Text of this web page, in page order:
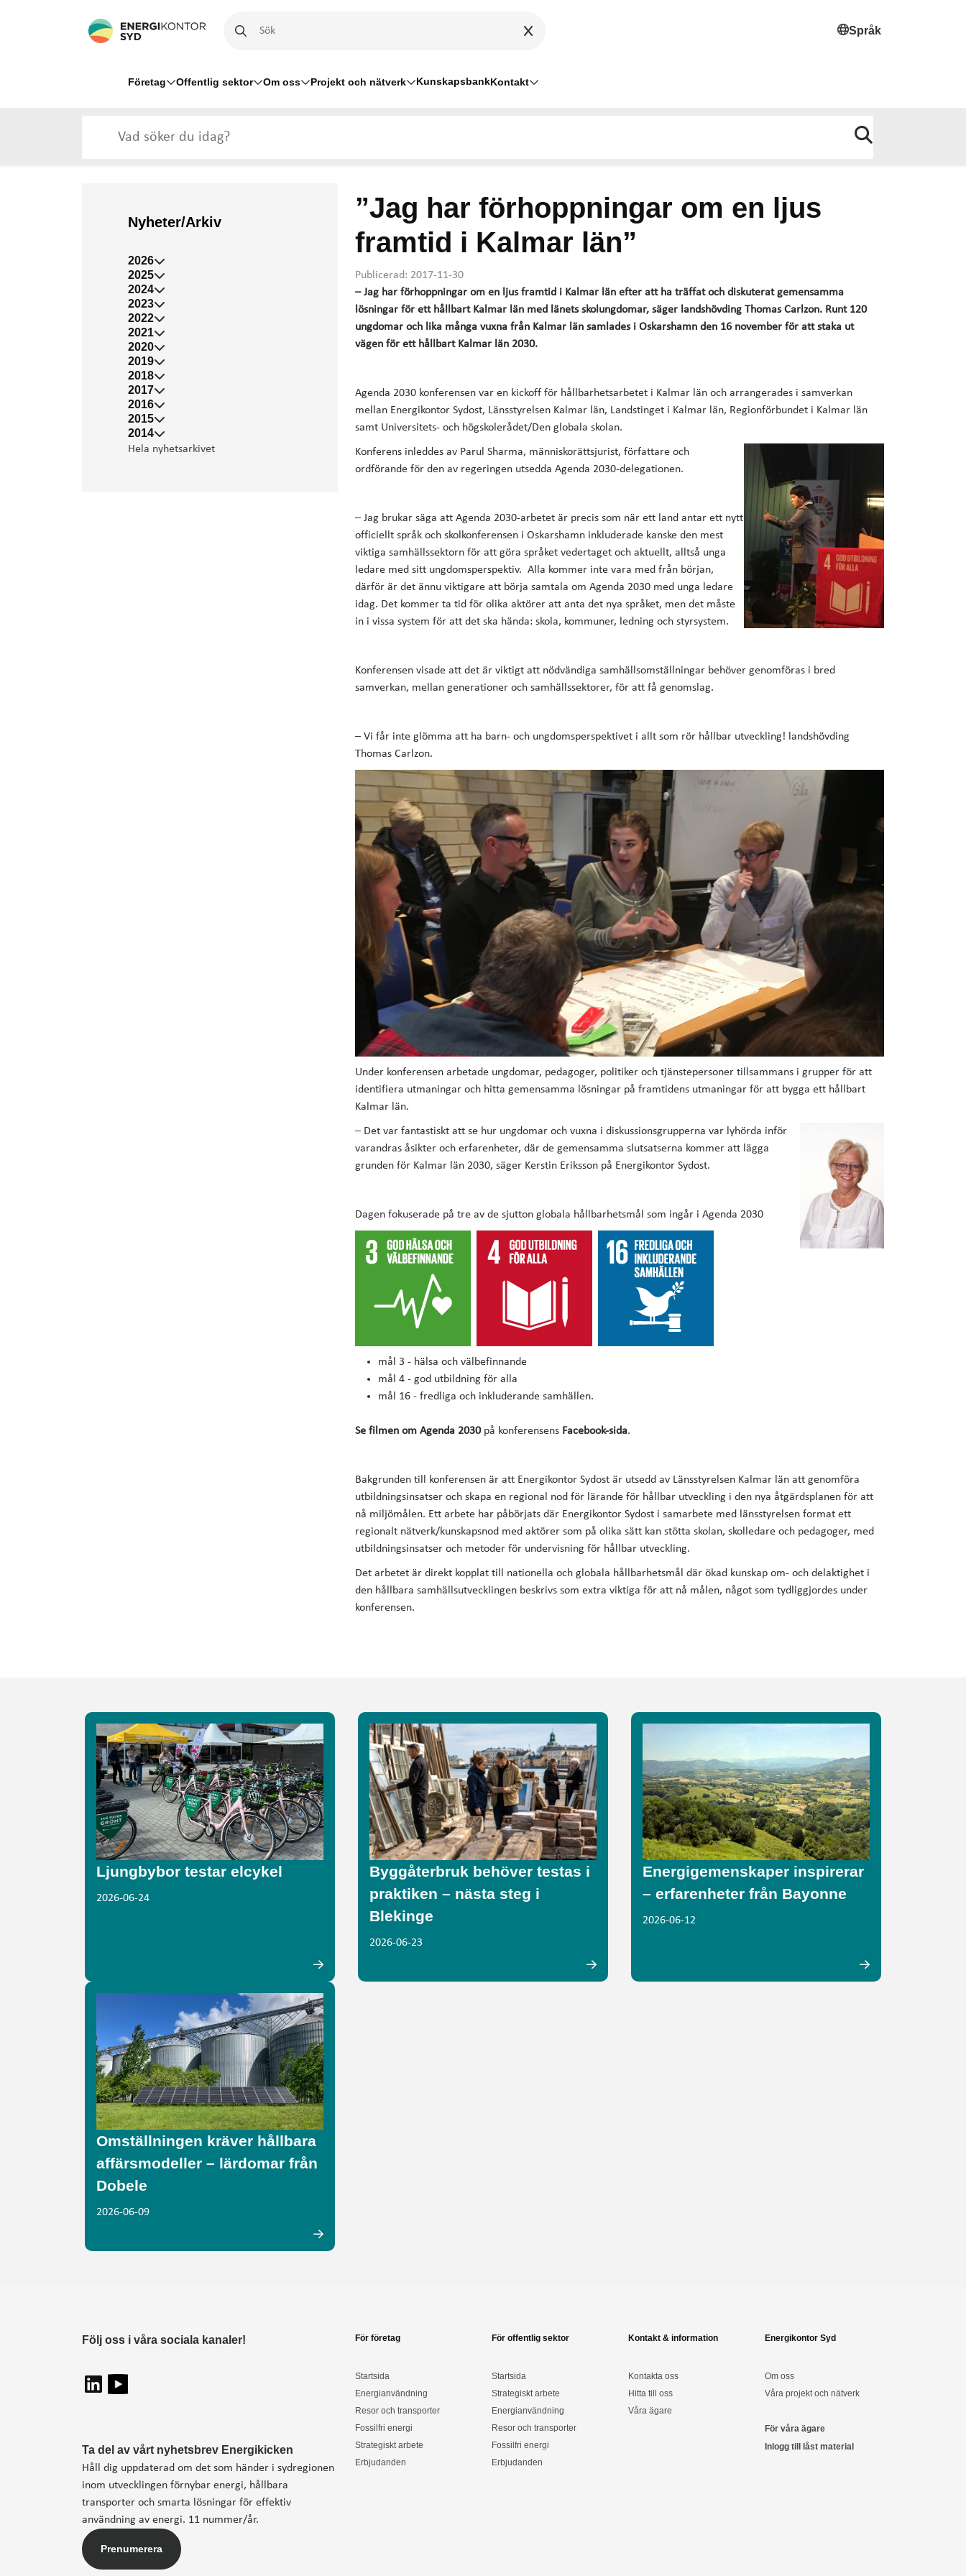
Språk
Företag Offentlig sektor Om oss Projekt och nätverk KunskapsbankKontakt
”Jag har förhoppningar om en ljus
framtid i Kalmar län”
Publicerad: 2017-11-30
– Jag har förhoppningar om en ljus framtid i Kalmar län efter att ha träffat och diskuterat gemensamma
lösningar för ett hållbart Kalmar län med länets skolungdomar, säger landshövding Thomas Carlzon. Runt 120
ungdomar och lika många vuxna från Kalmar län samlades i Oskarshamn den 16 november för att staka ut
vägen för ett hållbart Kalmar län 2030.
Agenda 2030 konferensen var en kickoff för hållbarhetsarbetet i Kalmar län och arrangerades i samverkan
mellan Energikontor Sydost, Länsstyrelsen Kalmar län, Landstinget i Kalmar län, Regionförbundet i Kalmar län
samt Universitets- och högskolerådet/Den globala skolan.
Konferens inleddes av Parul Sharma, människorättsjurist, författare och
ordförande för den av regeringen utsedda Agenda 2030-delegationen.
– Jag brukar säga att Agenda 2030-arbetet är precis som när ett land antar ett nytt
officiellt språk och skolkonferensen i Oskarshamn inkluderade kanske den mest
viktiga samhällssektorn för att göra språket vedertaget och aktuellt, alltså unga
ledare med sitt ungdomsperspektiv. Alla kommer inte vara med från början,
därför är det ännu viktigare att börja samtala om Agenda 2030 med unga ledare
idag. Det kommer ta tid för olika aktörer att anta det nya språket, men det måste
in i vissa system för att det ska hända: skola, kommuner, ledning och styrsystem.
Konferensen visade att det är viktigt att nödvändiga samhällsomställningar behöver genomföras i bred
samverkan, mellan generationer och samhällssektorer, för att få genomslag.
­– Vi får inte glömma att ha barn- och ungdomsperspektivet i allt som rör hållbar utveckling! landshövding
Thomas Carlzon.
Under konferensen arbetade ungdomar, pedagoger, politiker och tjänstepersoner tillsammans i grupper för att
identifiera utmaningar och hitta gemensamma lösningar på framtidens utmaningar för att bygga ett hållbart
Kalmar län.
– Det var fantastiskt att se hur ungdomar och vuxna i diskussionsgrupperna var lyhörda inför
varandras åsikter och erfarenheter, där de gemensamma slutsatserna kommer att lägga
grunden för Kalmar län 2030, säger Kerstin Eriksson på Energikontor Sydost.
Dagen fokuserade på tre av de sjutton globala hållbarhetsmål som ingår i Agenda 2030
mål 3 - hälsa och välbefinnande
mål 4 - god utbildning för alla
mål 16 - fredliga och inkluderande samhällen.
Se filmen om Agenda 2030på konferensens Facebook-sida.
Bakgrunden till konferensen är att Energikontor Sydost är utsedd av Länsstyrelsen Kalmar län att genomföra
utbildningsinsatser och skapa en regional nod för lärande för hållbar utveckling i den nya åtgärdsplanen för att
nå miljömålen. Ett arbete har påbörjats där Energikontor Sydost i samarbete med länsstyrelsen format ett
regionalt nätverk/kunskapsnod med aktörer som på olika sätt kan stötta skolan, skolledare och pedagoger, med
utbildningsinsatser och metoder för undervisning för hållbar utveckling.
Det arbetet är direkt kopplat till nationella och globala hållbarhetsmål där ökad kunskap om- och delaktighet i
den hållbara samhällsutvecklingen beskrivs som extra viktiga för att nå målen, något som tydliggjordes under
konferensen.
Nyheter/Arkiv
2026
2025
2024
2023
2022
2021
2020
2019
2018
2017
2016
2015
2014
Hela nyhetsarkivet
Ljungbybor testar elcykel
2026-06-24
Byggåterbruk behöver testas i
praktiken – nästa steg i
Blekinge
2026-06-23
Energigemenskaper inspirerar
– erfarenheter från Bayonne
2026-06-12
Omställningen kräver hållbara
affärsmodeller – lärdomar från
Dobele
2026-06-09
Ta del av vårt nyhetsbrev Energikicken
Håll dig uppdaterad om det som händer i sydregionen
inom utvecklingen förnybar energi, hållbara
transporter och smarta lösningar för effektiv
användning av energi. 11 nummer/år.
Prenumerera
Följ oss i våra sociala kanaler! För företag
Startsida
Energianvändning
Resor och transporter
Fossilfri energi
Strategiskt arbete
Erbjudanden
För offentlig sektor
Startsida
Strategiskt arbete
Energianvändning
Resor och transporter
Fossilfri energi
Erbjudanden
Kontakt & information
Kontakta oss
Hitta till oss
Våra ägare
Energikontor Syd
Om oss
Våra projekt och nätverk
För våra ägare
Inlogg till låst material